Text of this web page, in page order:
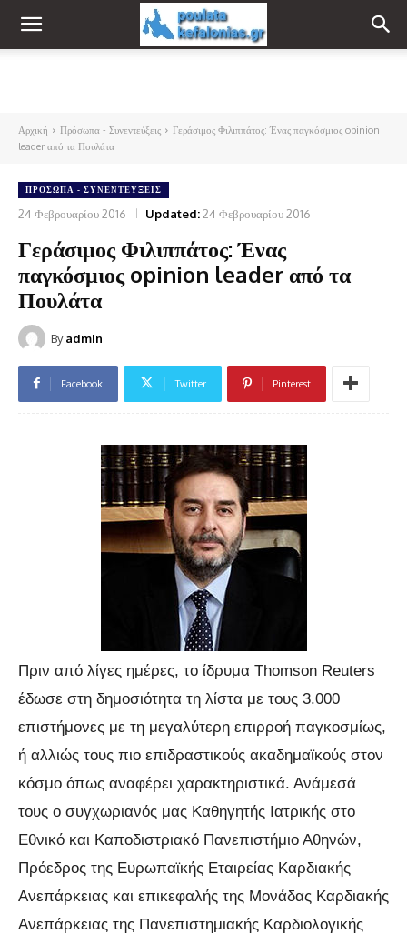
Αρχική Πρόσωπα - Συνεντεύξεις
Γεράσιμος Φιλιππάτος: Ένας παγκόσμιος opinion
leader από τα Πουλάτα
ΠΡΌΣΩΠΑ - ΣΥΝΕΝΤΕΎΞΕΙΣ
24 Φεβρουαρίου 2016 Updated:24 Φεβρουαρίου 2016
Γεράσιμος Φιλιππάτος: Ένας
παγκόσμιος opinion leader από τα
Πουλάτα
By admin
Facebook Twitter Pinterest
Πριν από λίγες ημέρες, το ίδρυμα Thomson Reuters
έδωσε στη δημοσιότητα τη λίστα με τους 3.000
επιστήμονες με τη μεγαλύτερη επιρροή παγκοσμίως,
ή αλλιώς τους πιο επιδραστικούς ακαδημαϊκούς στον
κόσμο όπως αναφέρει χαρακτηριστικά. Ανάμεσά
τους ο συγχωριανός μας Καθηγητής Ιατρικής στο
Εθνικό και Καποδιστριακό Πανεπιστήμιο Αθηνών,
Πρόεδρος της Ευρωπαϊκής Εταιρείας Καρδιακής
Ανεπάρκειας και επικεφαλής της Μονάδας Καρδιακής
Ανεπάρκειας της Πανεπιστημιακής Καρδιολογικής